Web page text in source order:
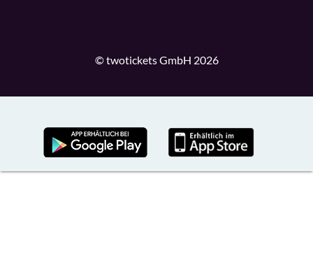
© twotickets GmbH 2026